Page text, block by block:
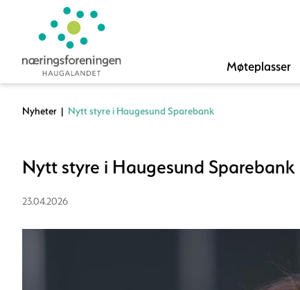
Møteplasser
Nyheter | Nytt styre i Haugesund Sparebank
Nytt styre i Haugesund Sparebank
23.04.2026